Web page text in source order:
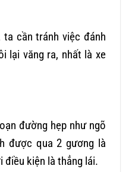
cần tránh việc đánh
lại văng ra, nhất là xe
đường hẹp như ngõ
được qua 2 gương là
điều kiện là thẳng lái.